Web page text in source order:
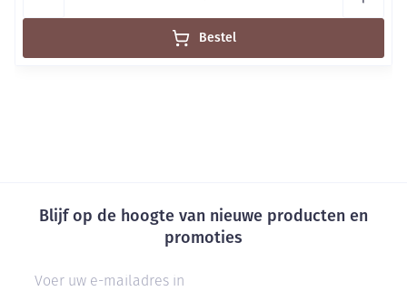
Bestel
Blijf op de hoogte van nieuwe producten en
promoties